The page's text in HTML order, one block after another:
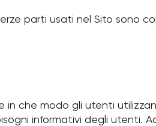
parti usati nel Sito sono
che modo gli utenti
informativi degli utenti.